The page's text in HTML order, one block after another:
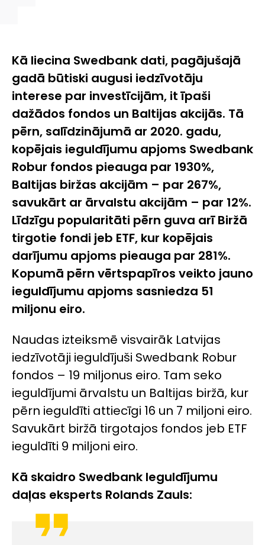
Kā liecina Swedbank dati, pagājušajā
gadā būtiski augusi iedzīvotāju
interese par investīcijām, it īpaši
dažādos fondos un Baltijas akcijās. Tā
pērn, salīdzinājumā ar 2020. gadu,
kopējais ieguldījumu apjoms Swedbank
Robur fondos pieauga par 1930%,
Baltijas biržas akcijām – par 267%,
savukārt ar ārvalstu akcijām – par 12%.
Līdzīgu popularitāti pērn guva arī Biržā
tirgotie fondi jeb ETF, kur kopējais
darījumu apjoms pieauga par 281%.
Kopumā pērn vērtspapīros veikto jauno
ieguldījumu apjoms sasniedza 51
miljonu eiro.
Naudas izteiksmē visvairāk Latvijas
iedzīvotāji ieguldījuši Swedbank Robur
fondos – 19 miljonus eiro. Tam seko
ieguldījumi ārvalstu un Baltijas biržā, kur
pērn ieguldīti attiecīgi 16 un 7 miljoni eiro.
Savukārt biržā tirgotajos fondos jeb ETF
ieguldīti 9 miljoni eiro.
Kā skaidro Swedbank Ieguldījumu
daļas eksperts Rolands Zauls: